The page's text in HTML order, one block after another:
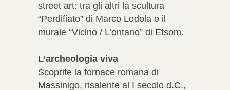
street art: tra gli altri la scultura
“Perdifiato” di Marco Lodola o il
murale “Vicino / L’ontano” di Etsom.
L’archeologia viva
Scoprite la fornace romana di
Massinigo, risalente al I secolo d.C.,